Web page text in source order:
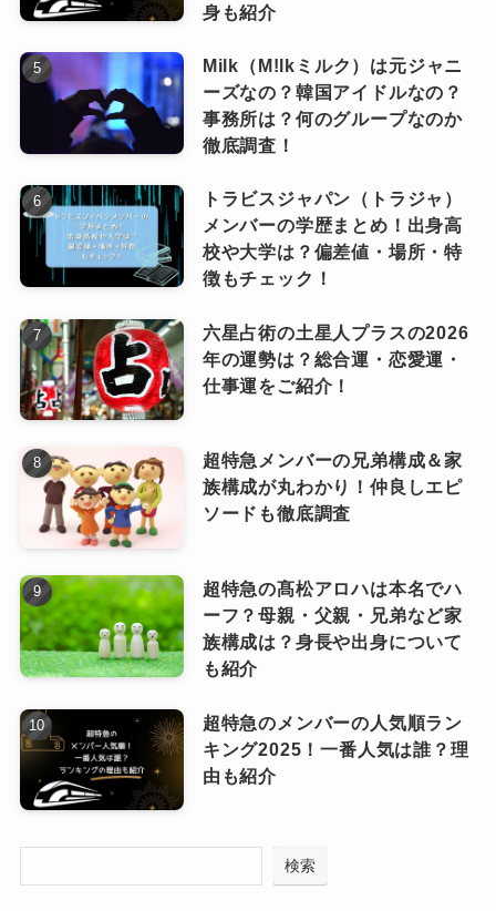
INI(アイエヌアイ)ファンクラブの入会
ここからはファンクラブの入会特典をご紹介し
ていきます！
身も紹介
Milk（M!lkミルク）は元ジャニ
ーズなの？韓国アイドルなの？
事務所は？何のグループなのか
徹底調査！
トラビスジャパン（トラジャ）
メンバーの学歴まとめ！出身高
校や大学は？偏差値・場所・特
徴もチェック！
六星占術の土星人プラスの2026
年の運勢は？総合運・恋愛運・
仕事運をご紹介！
超特急メンバーの兄弟構成＆家
族構成が丸わかり！仲良しエピ
ソードも徹底調査
超特急の髙松アロハは本名でハ
ーフ？母親・父親・兄弟など家
族構成は？身長や出身について
も紹介
超特急のメンバーの人気順ラン
キング2025！一番人気は誰？理
由も紹介
検索